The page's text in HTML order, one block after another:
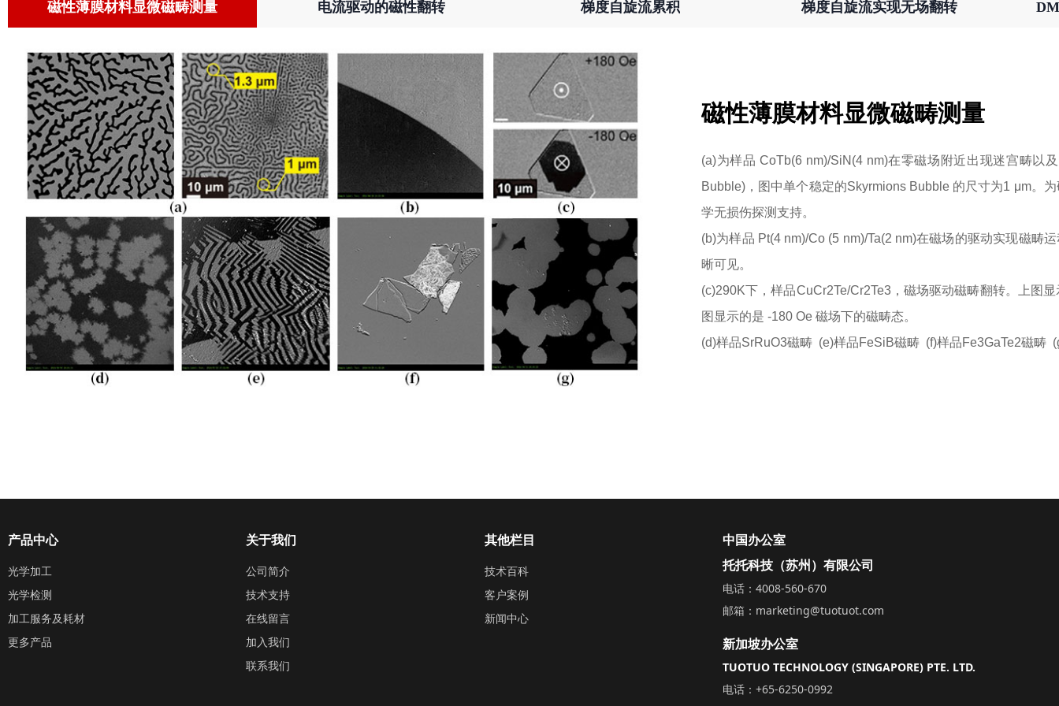
磁性薄膜材料显微磁畴测量 电流驱动的磁性翻转 梯度自旋流累积 梯度自旋流实现无场翻转
磁性薄膜材料显微磁畴测量
(a)为样品 CoTb(6 nm)/SiN(4 nm)在零磁场附近出现迷宫畴以
Bubble)，图中单个稳定的Skyrmions Bubble 的尺寸为1 μm。
学无损伤探测支持。
(b)为样品 Pt(4 nm)/Co (5 nm)/Ta(2 nm)在磁场的驱动实现磁畴运
晰可见。
(c)290K下，样品CuCr2Te/Cr2Te3，磁场驱动磁畴翻转。上图
图显示的是 -180 Oe 磁场下的磁畴态。
(d)样品SrRuO3磁畴 (e)样品FeSiB磁畴 (f)样品Fe3GaTe2磁畴
中国办公室
托托科技（苏州）有限公司
电话：4008-560-670
邮箱：marketing@tuotuot.com
新加坡办公室
TUOTUO TECHNOLOGY (SINGAPORE) PTE. LTD.
电话：+65-6250-0992
产品中心
光学加工
光学检测
加工服务及耗材
更多产品
关于我们
公司简介
技术支持
在线留言
加入我们
联系我们
其他栏目
技术百科
客户案例
新闻中心